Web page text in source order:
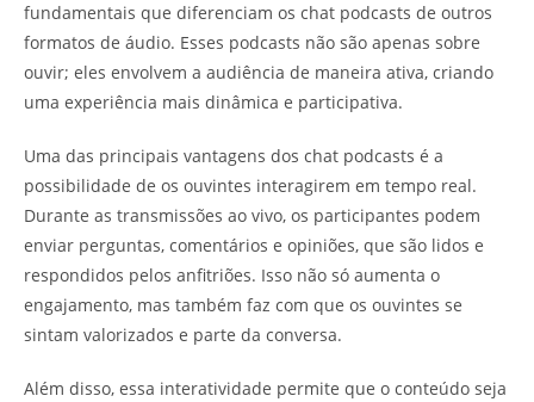
fundamentais que diferenciam os chat podcasts de outros
formatos de áudio. Esses podcasts não são apenas sobre
ouvir; eles envolvem a audiência de maneira ativa, criando
uma experiência mais dinâmica e participativa.
Uma das principais vantagens dos chat podcasts é a
possibilidade de os ouvintes interagirem em tempo real.
Durante as transmissões ao vivo, os participantes podem
enviar perguntas, comentários e opiniões, que são lidos e
respondidos pelos anfitriões. Isso não só aumenta o
engajamento, mas também faz com que os ouvintes se
sintam valorizados e parte da conversa.
Além disso, essa interatividade permite que o conteúdo seja